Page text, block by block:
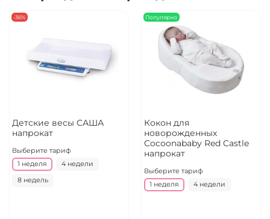
-36%
Детские весы САША
напрокат
Выберите тариф
1 неделя
4 недели
8 недель
Популярно
Кокон для
новорожденных
Cocoonababy Red Castle
напрокат
Выберите тариф
1 неделя
4 недели